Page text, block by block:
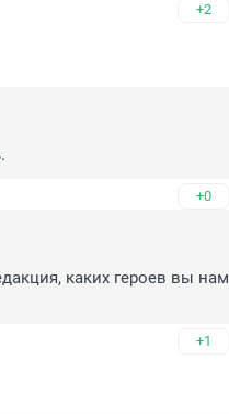
+2
+0
каких героев вы нам
+1